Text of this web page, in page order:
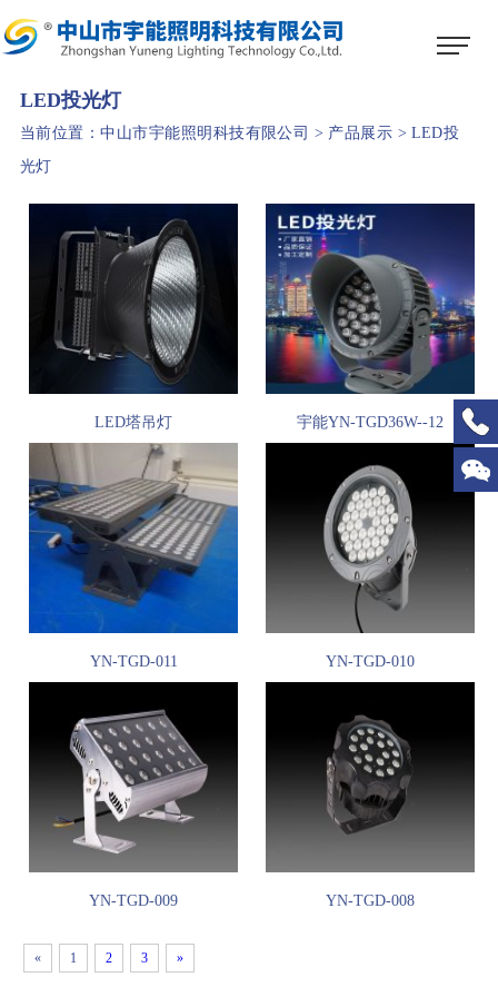
1
LED投光灯
当前位置：中山市宇能照明科技有限公司 > 产品展示 >LED投
光灯
LED塔吊灯 宇能YN-TGD36W--12
YN-TGD-011 YN-TGD-010
YN-TGD-009 YN-TGD-008
« 1 2 3 »